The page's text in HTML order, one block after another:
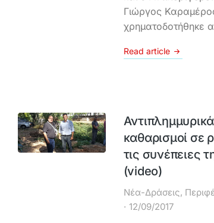
Γιώργος
χρηματοδοτήθηκε
Read article
καθαρισμοί σε
τις συνέπειες
(video)
Νέα-Δράσεις,
12/09/2017